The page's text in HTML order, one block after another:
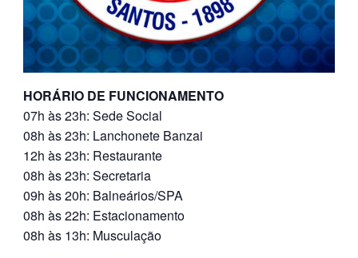
HORÁRIO DE FUNCIONAMENTO
07h às 23h: Sede Social
08h às 23h: Lanchonete Banzai
12h às 23h: Restaurante
08h às 23h: Secretaria
09h às 20h: Balneários/SPA
08h às 22h: Estacionamento
08h às 13h: Musculação